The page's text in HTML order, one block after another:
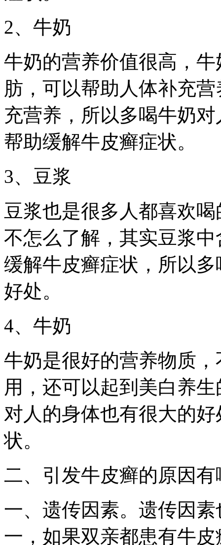
2、牛奶
牛奶的营养价值很高，
肪，可以帮助人体补充
充营养，所以多喝牛奶
帮助缓解牛皮癣症状。
3、豆浆
豆浆也是很多人都喜欢
不怎么了解，其实豆浆
缓解牛皮癣症状，所以
好处。
4、牛奶
牛奶是很好的营养物质
用，还可以起到美白养
对人的身体也有很大的
状。
二、引发牛皮癣的原因有
一、遗传因素。遗传因
一，如果双亲都患有牛